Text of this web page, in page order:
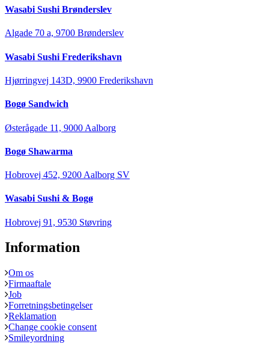
Wasabi Sushi Brønderslev
Algade 70 a, 9700 Brønderslev
Wasabi Sushi Frederikshavn
Hjørringvej 143D, 9900 Frederikshavn
Bogø Sandwich
Østerågade 11, 9000 Aalborg
Bogø Shawarma
Hobrovej 452, 9200 Aalborg SV
Wasabi Sushi & Bogø
Hobrovej 91, 9530 Støvring
Information
Om os
Firmaaftale
Job
Forretningsbetingelser
Reklamation
Change cookie consent
Smileyordning